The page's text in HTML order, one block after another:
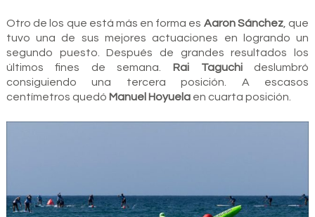
Otro de los que está más en forma es Aaron Sánchez, que
tuvo una de sus mejores actuaciones en logrando un
segundo puesto. Después de grandes resultados los
últimos fines de semana. Rai Taguchideslumbró
consiguiendo una tercera posición. A escasos
centímetros quedó Manuel Hoyuelaen cuarta posición.